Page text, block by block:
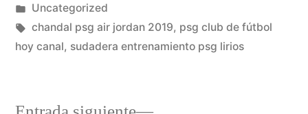
por
Publicado
en
Uncategorized
Etiquetas:
chandal psg air jordan 2019, psg club de fútbol
hoy canal, sudadera entrenamiento psg lirios